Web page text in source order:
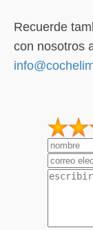
Recuerde
con nosotros
2
1